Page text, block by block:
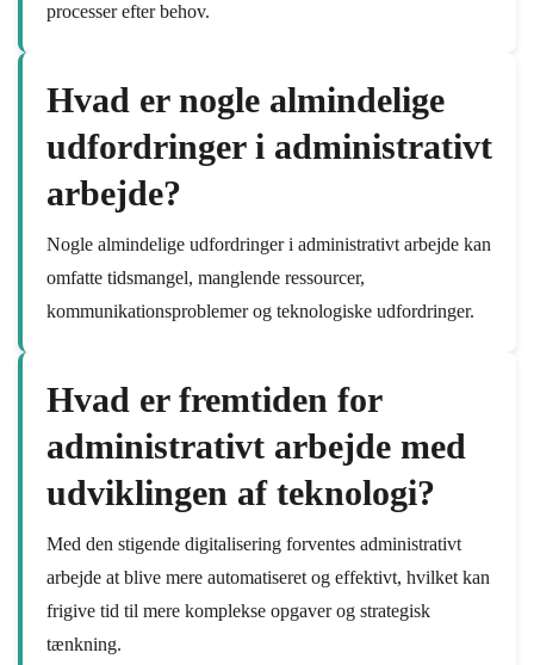
processer efter behov.
Hvad er nogle almindelige
udfordringer i administrativt
arbejde?
Nogle almindelige udfordringer i administrativt arbejde kan
omfatte tidsmangel, manglende ressourcer,
kommunikationsproblemer og teknologiske udfordringer.
Hvad er fremtiden for
administrativt arbejde med
udviklingen af teknologi?
Med den stigende digitalisering forventes administrativt
arbejde at blive mere automatiseret og effektivt, hvilket kan
frigive tid til mere komplekse opgaver og strategisk
tænkning.